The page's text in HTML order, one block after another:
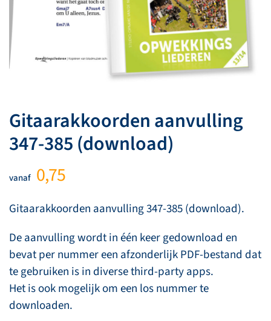
Gitaarakkoorden aanvulling
347-385 (download)
vanaf 0,75
Gitaarakkoorden aanvulling 347-385 (download).
De aanvulling wordt in één keer gedownload en
bevat per nummer een afzonderlijk PDF-bestand dat
te gebruiken is in diverse third-party apps.
Het is ook mogelijk om een los nummer te
downloaden.